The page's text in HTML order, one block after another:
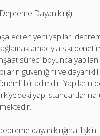
Dayanıklılığı
edilen yeni yapılar,
sağlamak amacıyla sıkı
süreci boyunca yapılan
güvenliğini ve
bir adımdır. Yapıların
yapı
dayanıklılığına ilişkin